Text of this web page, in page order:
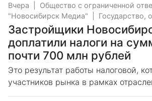
Вчера
Общество с ограниченной
"Новосибирск Медиа"
Государство,
Застройщики
доплатили налоги на
почти 700 млн рублей
Это результат работы налоговой,
участников рынка в рамках